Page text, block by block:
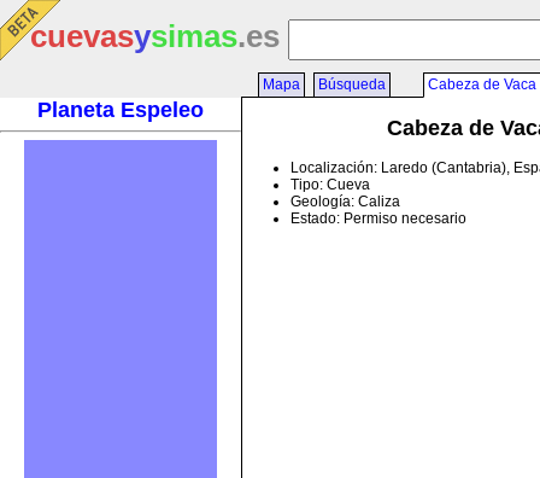
cuevasysimas.es
Planeta Espeleo
Mapa Búsqueda Cabeza de Vaca
Cabeza de
Localización: Laredo (Cantabria),
Tipo: Cueva
Geología: Caliza
Estado: Permiso necesario